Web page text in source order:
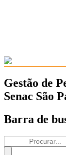
Gestão de
Senac São
Barra de